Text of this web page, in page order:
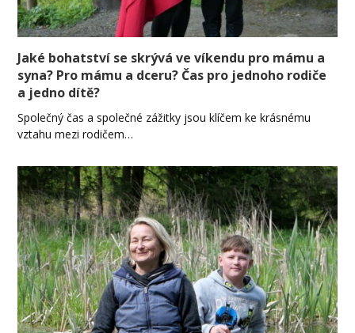
Jaké bohatství se skrývá ve víkendu pro mámu a
syna? Pro mámu a dceru? Čas pro jednoho rodiče
a jedno dítě?
Společný čas a společné zážitky jsou klíčem ke krásnému
vztahu mezi rodičem…